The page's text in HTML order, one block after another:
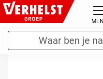
Zoekterm*